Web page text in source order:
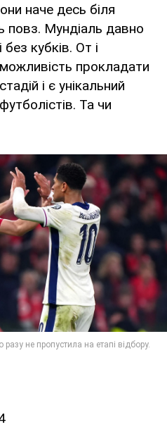
наче десь біля
повз. Мундіаль давно
кубків. От і
прокладати
і є унікальний
Та чи